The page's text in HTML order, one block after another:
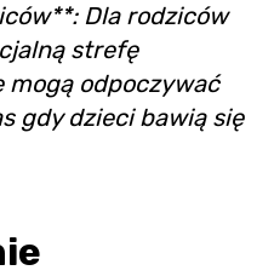
Dla rodziców
strefę
mogą odpoczywać
gdy dzieci bawią się